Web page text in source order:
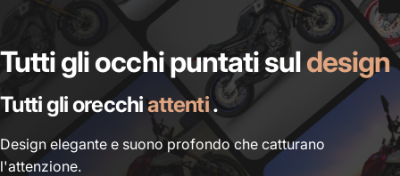
Tutti gli occhi puntati suldesign
Tutti gli orecchiattenti.
Design elegante e suono profondo che catturano
l'attenzione.